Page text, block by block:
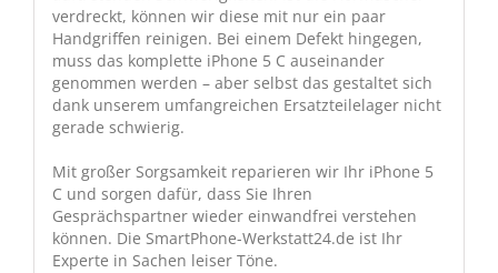
verdreckt, können wir diese mit nur ein paar
Handgriffen reinigen. Bei einem Defekt hingegen,
muss das komplette iPhone 5 C auseinander
genommen werden – aber selbst das gestaltet sich
dank unserem umfangreichen Ersatzteilelager nicht
gerade schwierig.
Mit großer Sorgsamkeit reparieren wir Ihr iPhone 5
C und sorgen dafür, dass Sie Ihren
Gesprächspartner wieder einwandfrei verstehen
können. Die SmartPhone-Werkstatt24.de ist Ihr
Experte in Sachen leiser Töne.